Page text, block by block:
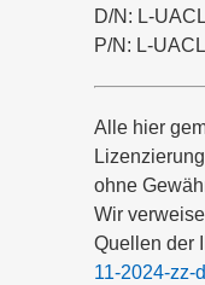
D/N: L-
P/N: L-
Alle hier
ohne
Wir
Quellen der
11-2024-zz-